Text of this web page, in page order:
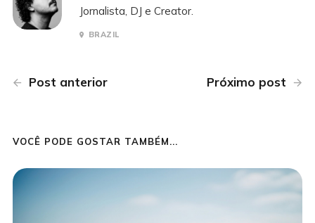
Jornalista, DJ e Creator.
BRAZIL
Post anterior Próximo post
VOCÊ PODE GOSTAR TAMBÉM...